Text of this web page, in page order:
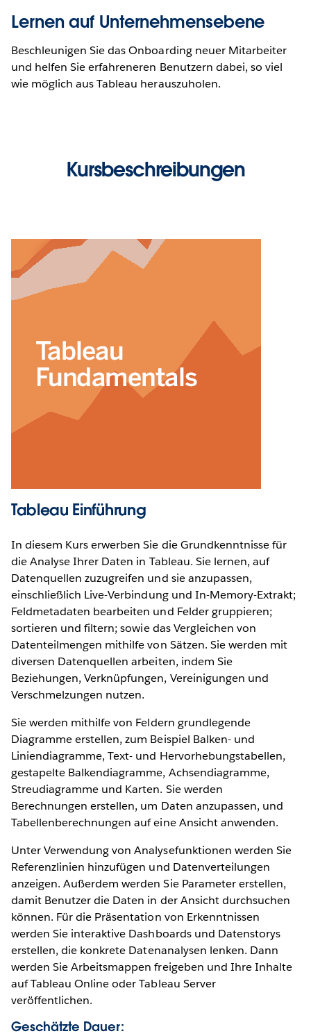
Lernen auf Unternehmensebene
Beschleunigen Sie das Onboarding neuer Mitarbeiter
und helfen Sie erfahreneren Benutzern dabei, so viel
wie möglich aus Tableau herauszuholen.
Kursbeschreibungen
Tableau Einführung
In diesem Kurs erwerben Sie die Grundkenntnisse für
die Analyse Ihrer Daten in Tableau. Sie lernen, auf
Datenquellen zuzugreifen und sie anzupassen,
einschließlich Live-Verbindung und In-Memory-Extrakt;
Feldmetadaten bearbeiten und Felder gruppieren;
sortieren und filtern; sowie das Vergleichen von
Datenteilmengen mithilfe von Sätzen. Sie werden mit
diversen Datenquellen arbeiten, indem Sie
Beziehungen, Verknüpfungen, Vereinigungen und
Verschmelzungen nutzen.
Sie werden mithilfe von Feldern grundlegende
Diagramme erstellen, zum Beispiel Balken- und
Liniendiagramme, Text- und Hervorhebungstabellen,
gestapelte Balkendiagramme, Achsendiagramme,
Streudiagramme und Karten. Sie werden
Berechnungen erstellen, um Daten anzupassen, und
Tabellenberechnungen auf eine Ansicht anwenden.
Unter Verwendung von Analysefunktionen werden Sie
Referenzlinien hinzufügen und Datenverteilungen
anzeigen. Außerdem werden Sie Parameter erstellen,
damit Benutzer die Daten in der Ansicht durchsuchen
können. Für die Präsentation von Erkenntnissen
werden Sie interaktive Dashboards und Datenstorys
erstellen, die konkrete Datenanalysen lenken. Dann
werden Sie Arbeitsmappen freigeben und Ihre Inhalte
auf Tableau Online oder Tableau Server
veröffentlichen.
Geschätzte Dauer: